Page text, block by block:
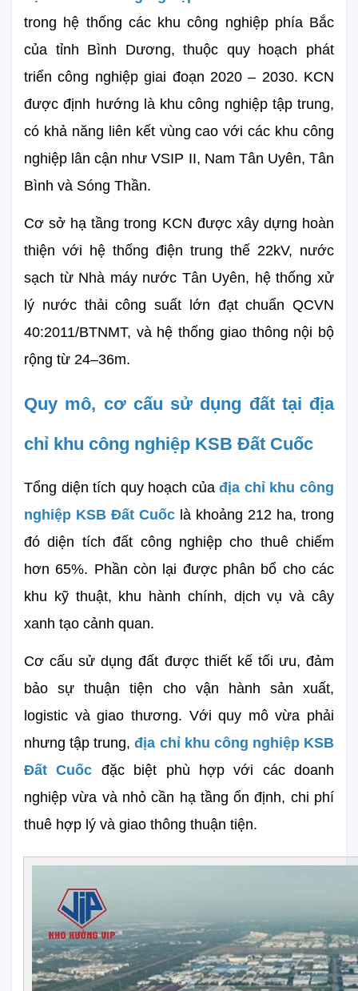
trong hệ thống các khu công nghiệp phía Bắc
của tỉnh Bình Dương, thuộc quy hoạch phát
triển công nghiệp giai đoạn 2020 – 2030. KCN
được định hướng là khu công nghiệp tập trung,
có khả năng liên kết vùng cao với các khu công
nghiệp lân cận như VSIP II, Nam Tân Uyên, Tân
Bình và Sóng Thần.
Cơ sở hạ tầng trong KCN được xây dựng hoàn
thiện với hệ thống điện trung thế 22kV, nước
sạch từ Nhà máy nước Tân Uyên, hệ thống xử
lý nước thải công suất lớn đạt chuẩn QCVN
40:2011/BTNMT, và hệ thống giao thông nội bộ
rộng từ 24–36m.
Quy mô, cơ cấu sử dụng đất tại địa
chỉ khu công nghiệp KSB Đất Cuốc
Tổng diện tích quy hoạch của địa chỉ khu công
nghiệp KSB Đất Cuốc là khoảng 212 ha, trong
đó diện tích đất công nghiệp cho thuê chiếm
hơn 65%. Phần còn lại được phân bổ cho các
khu kỹ thuật, khu hành chính, dịch vụ và cây
xanh tạo cảnh quan.
Cơ cấu sử dụng đất được thiết kế tối ưu, đảm
bảo sự thuận tiện cho vận hành sản xuất,
logistic và giao thương. Với quy mô vừa phải
nhưng tập trung, địa chỉ khu công nghiệp KSB
Đất Cuốc đặc biệt phù hợp với các doanh
nghiệp vừa và nhỏ cần hạ tầng ổn định, chi phí
thuê hợp lý và giao thông thuận tiện.